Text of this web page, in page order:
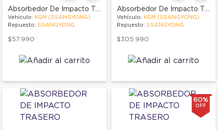
Absorbedor De Impacto Trasero
Vehículo: KGM (SSANGYONG)
Repuesto: SSANGYONG
$57.990
Absorbedor De Impacto Trasero
Vehículo: KGM (SSANGYONG)
Repuesto: SSANGYONG
$305.990
60%
OFF